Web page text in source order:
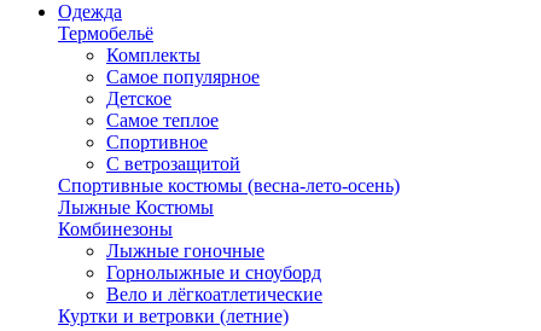
Одежда
Термобельё
Комплекты
Самое популярное
Детское
Самое теплое
Спортивное
С ветрозащитой
Спортивные костюмы (весна-лето-осень)
Лыжные Костюмы
Комбинезоны
Лыжные гоночные
Горнолыжные и сноуборд
Вело и лёгкоатлетические
Куртки и ветровки (летние)